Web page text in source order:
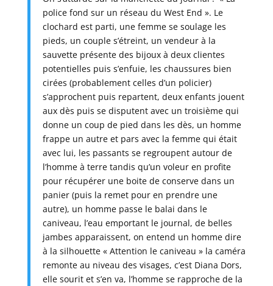
police fond sur un réseau du West End ». Le
clochard est parti, une femme se soulage les
pieds, un couple s’étreint, un vendeur à la
sauvette présente des bijoux à deux clientes
potentielles puis s’enfuie, les chaussures bien
cirées (probablement celles d’un policier)
s’approchent puis repartent, deux enfants jouent
aux dès puis se disputent avec un troisième qui
donne un coup de pied dans les dès, un homme
frappe un autre et pars avec la femme qui était
avec lui, les passants se regroupent autour de
l’homme à terre tandis qu’un voleur en profite
pour récupérer une boite de conserve dans un
panier (puis la remet pour en prendre une
autre), un homme passe le balai dans le
caniveau, l’eau emportant le journal, de belles
jambes apparaissent, on entend un homme dire
à la silhouette « Attention le caniveau » la caméra
remonte au niveau des visages, c’est Diana Dors,
elle sourit et s’en va, l’homme se rapproche de la